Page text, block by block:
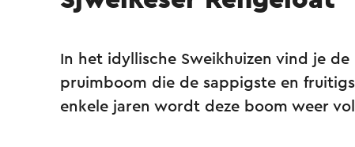
In het idyllische Sweikhuizen vind je
pruimboom die de sappigste en
enkele jaren wordt deze boom weer